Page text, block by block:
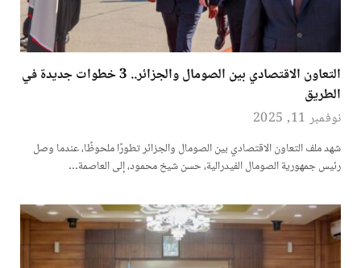
التعاون الاقتصادي بين الصومال والجزائر.. 3 خطوات جديدة في
الطريق
نوفمبر 11, 2025
شهد ملف التعاون الاقتصادي بين الصومال والجزائر تطورًا ملحوظًا، عندما وصل
رئيس جمهورية الصومال الفيدرالية، حسن شيخ محمود، إلى العاصمة…